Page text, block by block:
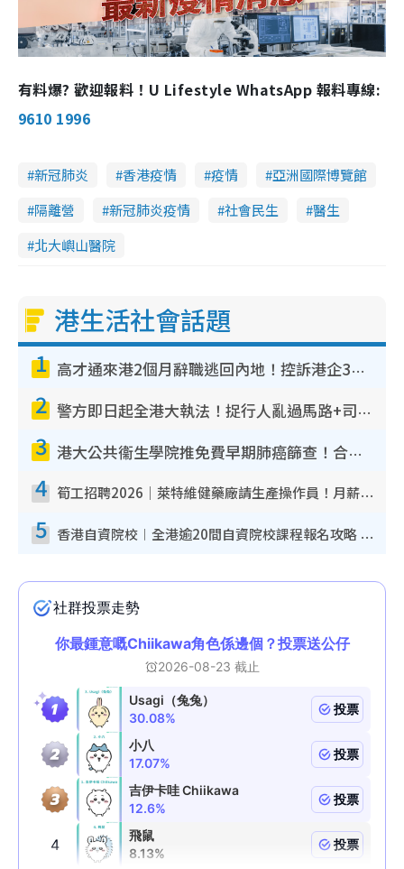
有料爆? 歡迎報料！U Lifestyle WhatsApp 報料專線:
9610 1996
新冠肺炎 香港疫情 疫情
亞洲國際博覽館
隔離營
新冠肺炎疫情 社會民生
醫生
北大嶼山醫院
港生活社會話題
1 高才通來港2個月辭職逃回內地！控訴港企3宗罪 歎微管理極窒息
2 警方即日起全港大執法！捉行人亂過馬路+司機不專注駕駛！亂過馬路罰$2000
3 港大公共衞生學院推免費早期肺癌篩查！合資格人士將獲全額資助定期血液化驗／電腦斷層掃描／風險評估
4 筍工招聘2026｜萊特維健藥廠請生產操作員！月薪高達$1.7萬 冷氣廠房/五天工作/保證雙糧
5 香港自資院校︱全港逾20間自資院校課程報名攻略 留位費可退/申請日期/報名連結